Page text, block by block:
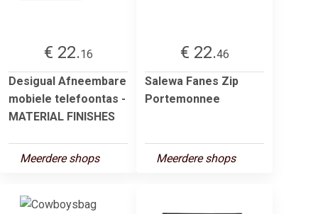
€ 22.16
Desigual Afneembare
mobiele telefoontas -
MATERIAL FINISHES
Meerdere shops
€ 22.46
Salewa Fanes Zip
Portemonnee
Meerdere shops